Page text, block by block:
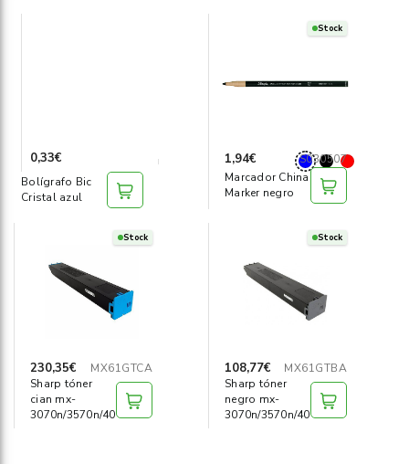
0,33€
Bolígrafo Bic
Cristal azul
Stock
1,94€
S030507
Marcador China
Marker negro
Stock
230,35€
MX61GTCA
Sharp tóner
cian mx-
3070n/3570n/4070n
Stock
108,77€
MX61GTBA
Sharp tóner
negro mx-
3070n/3570n/4070n